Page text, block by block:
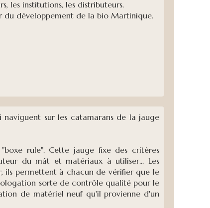
les institutions, les distributeurs.
du développement de la bio Martinique.
naviguent sur les catamarans de la jauge
rule". Cette jauge fixe des critères
du mât et matériaux à utiliser... Les
ils permettent à chacun de vérifier que le
sorte de contrôle qualité pour le
de matériel neuf qu'il provienne d'un